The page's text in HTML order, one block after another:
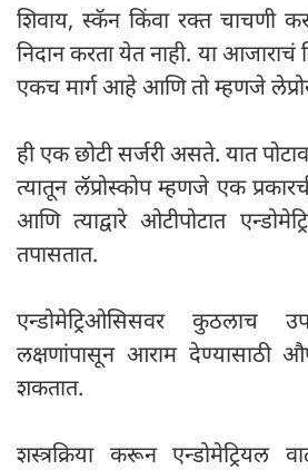
शिवाय, स्कॅन किंवा रक्त चाचणी
निदान करता येत नाही. या
एकच मार्ग आहे आणि तो म्हणजे
ही एक छोटी सर्जरी असते. यात
त्यातून लॅप्रोस्कोप म्हणजे एक
आणि त्याद्वारे ओटीपोटात
तपासतात.
एन्डोमेट्रिओसिसवर कुठलाच
लक्षणांपासून आराम देण्यासाठी
शकतात.
शस्त्रक्रिया करून एन्डोमेट्रियल